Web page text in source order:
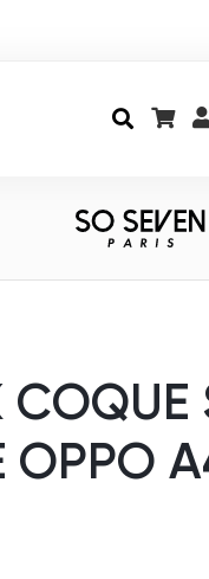
COQUE
OPPO